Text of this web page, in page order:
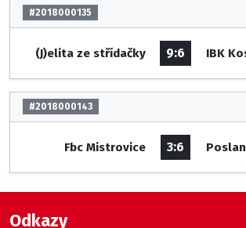
#2018000135
(J)elita ze střídačky 9:6 IBK
#2018000143
Fbc Mistrovice 3:6
Odkazy